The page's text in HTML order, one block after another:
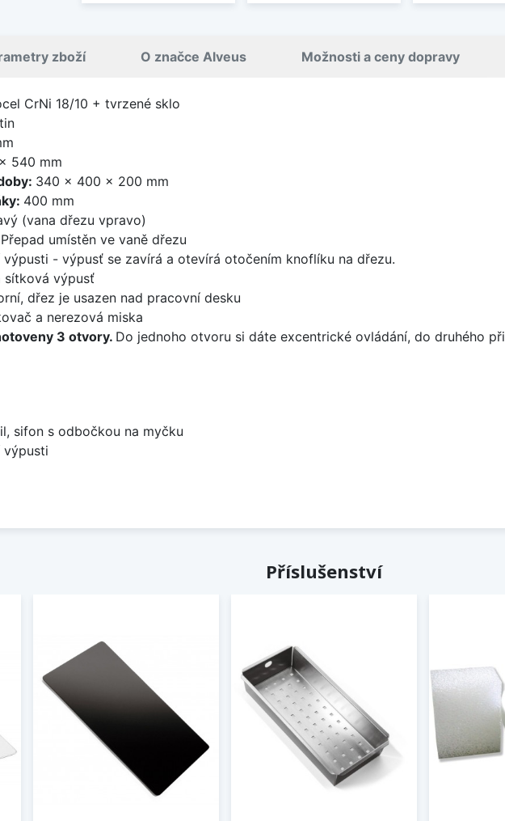
zboží O značce Alveus Možnosti a ceny dopravy
CrNi 18/10 + tvrzené sklo
540 mm
340 x 400 x 200 mm
400 mm
(vana dřezu vpravo)
Přepad umístěn ve vaně dřezu
- výpusť se zavírá a otevírá otočením knoflíku na dřezu.
sítková výpusť
dřez je usazen nad pracovní desku
a nerezová miska
3 otvory. Do jednoho otvoru si dáte excentrické ovládání, do druhého
sifon s odbočkou na myčku
výpusti
Příslušenství